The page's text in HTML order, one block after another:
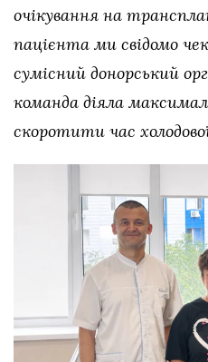
очікування на
пацієнта ми свідомо
сумісний донорський
команда діяла
скоротити час